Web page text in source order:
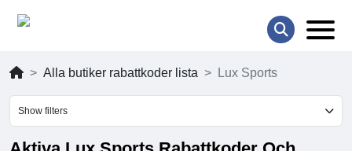
Alla butiker rabattkoder lista Lux Sports
Show filters